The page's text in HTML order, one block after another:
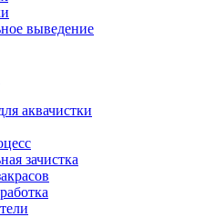
выведение
аквачистки
зачистка